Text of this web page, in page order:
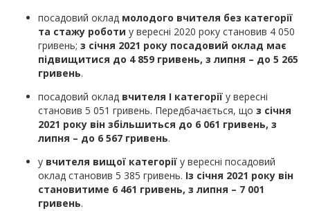
посадовий оклад молодого вчителя без категорії
та стажу роботи у вересні 2020 року становив 4 050
гривень; з січня 2021 року посадовий оклад має
підвищитися до 4 859 гривень, з липня – до 5 265
гривень.
посадовий оклад вчителя I категорії у вересні
становив 5 051 гривень. Передбачається, що з січня
2021 року він збільшиться до 6 061 гривень, з
липня – до 6 567 гривень.
у вчителя вищої категорії у вересні посадовий
оклад становив 5 385 гривень. Із січня 2021 року він
становитиме 6 461 гривень, з липня – 7 001
гривень.